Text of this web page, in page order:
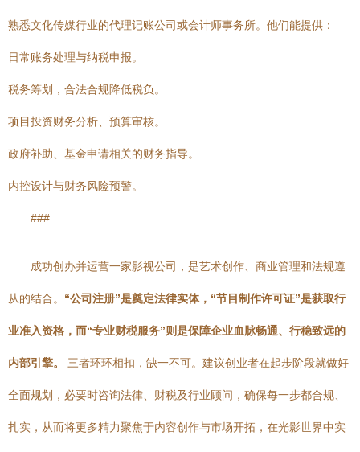
熟悉文化传媒行业的代理记账公司或会计师事务所。他们能提供：
日常账务处理与纳税申报。
税务筹划，合法合规降低税负。
项目投资财务分析、预算审核。
政府补助、基金申请相关的财务指导。
内控设计与财务风险预警。
###
成功创办并运营一家影视公司，是艺术创作、商业管理和法规遵
从的结合。 “公司注册”是奠定法律实体，“节目制作许可证”是获取行
业准入资格，而“专业财税服务”则是保障企业血脉畅通、行稳致远的
内部引擎。 三者环环相扣，缺一不可。建议创业者在起步阶段就做好
全面规划，必要时咨询法律、财税及行业顾问，确保每一步都合规、
扎实，从而将更多精力聚焦于内容创作与市场开拓，在光影世界中实